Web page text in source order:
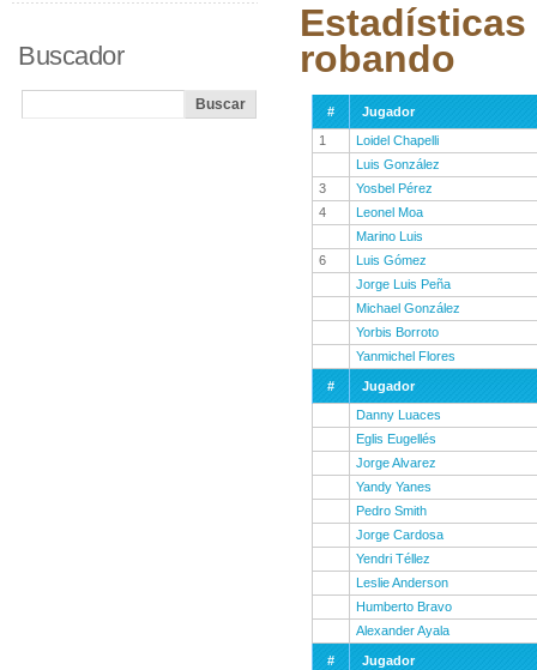
robando
#
Jugador
1
Loidel Chapelli
Luis González
3
Yosbel Pérez
4
Leonel Moa
Marino Luis
6
Luis Gómez
Jorge Luis Peña
Michael González
Yorbis Borroto
Yanmichel Flores
#
Jugador
Danny Luaces
Eglis Eugellés
Jorge Alvarez
Yandy Yanes
Pedro Smith
Jorge Cardosa
Yendri Téllez
Leslie Anderson
Humberto Bravo
Alexander Ayala
#
Jugador
Buscador